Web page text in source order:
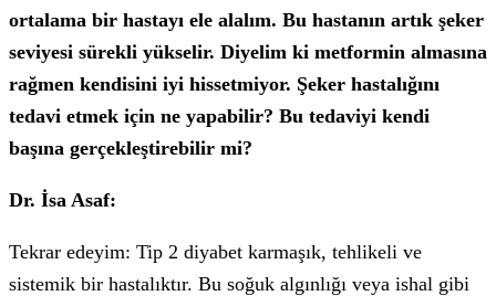
ortalama bir hastayı ele alalım. Bu hastanın artık şeker
seviyesi sürekli yükselir. Diyelim ki metformin almasına
rağmen kendisini iyi hissetmiyor. Şeker hastalığını
tedavi etmek için ne yapabilir? Bu tedaviyi kendi
başına gerçekleştirebilir mi?
Dr. İsa Asaf:
Tekrar edeyim: Tip 2 diyabet karmaşık, tehlikeli ve
sistemik bir hastalıktır. Bu soğuk algınlığı veya ishal gibi